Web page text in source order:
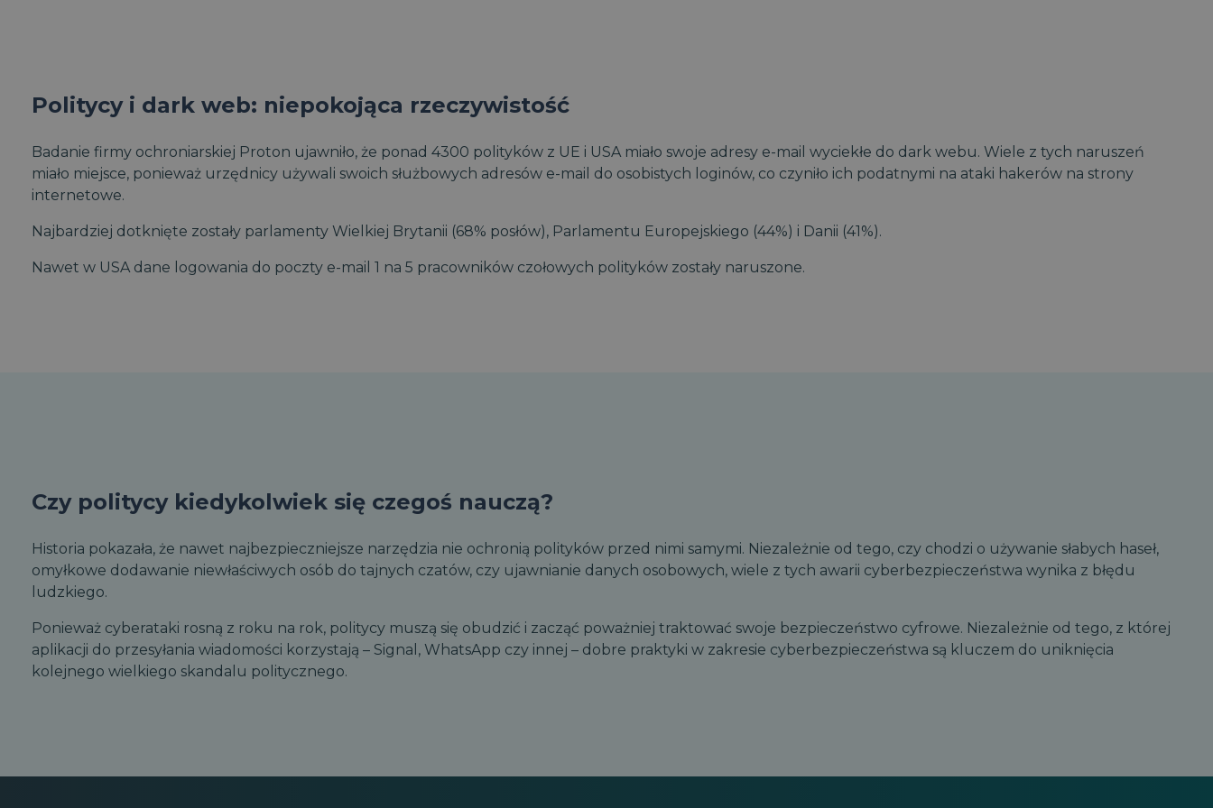
Politycy i dark web: niepokojąca rzeczywistość
Badanie firmy ochroniarskiej Proton ujawniło, że ponad 4300 polityków z UE i USA miało swoje adresy e-mail wyciekłe do dark webu. Wiele z tych naruszeń
miało miejsce, ponieważ urzędnicy używali swoich służbowych adresów e-mail do osobistych loginów, co czyniło ich podatnymi na ataki hakerów na strony
internetowe.
Najbardziej dotknięte zostały parlamenty Wielkiej Brytanii (68% posłów), Parlamentu Europejskiego (44%) i Danii (41%).
Nawet w USA dane logowania do poczty e-mail 1 na 5 pracowników czołowych polityków zostały naruszone.
Czy politycy kiedykolwiek się czegoś nauczą?
Historia pokazała, że ​​nawet najbezpieczniejsze narzędzia nie ochronią polityków przed nimi samymi. Niezależnie od tego, czy chodzi o używanie słabych haseł,
omyłkowe dodawanie niewłaściwych osób do tajnych czatów, czy ujawnianie danych osobowych, wiele z tych awarii cyberbezpieczeństwa wynika z błędu
ludzkiego.
Ponieważ cyberataki rosną z roku na rok, politycy muszą się obudzić i zacząć poważniej traktować swoje bezpieczeństwo cyfrowe. Niezależnie od tego, z której
aplikacji do przesyłania wiadomości korzystają – Signal, WhatsApp czy innej – dobre praktyki w zakresie cyberbezpieczeństwa są kluczem do uniknięcia
kolejnego wielkiego skandalu politycznego.